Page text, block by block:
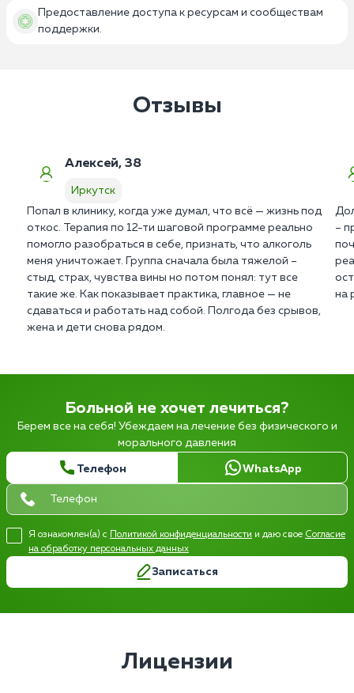
Предоставление доступа к ресурсам и сообществам
поддержки.
Отзывы
Алексей, 38
Иркутск
Попал в клинику, когда уже думал, что всё — жизнь под
откос. Терапия по 12-ти шаговой программе реально
помогло разобраться в себе, признать, что алкоголь
меня уничтожает. Группа сначала была тяжелой –
стыд, страх, чувства вины но потом понял: тут все
такие же. Как показывает практика, главное — не
сдаваться и работать над собой. Полгода без срывов,
жена и дети снова рядом.
–
на
Больной не хочет лечиться?
Берем все на себя! Убеждаем на лечение без физического и
морального давления
Телефон WhatsApp
Я ознакомлен(а) с Политикой конфиденциальности и даю свое Согласие
на обработку персональных данных
Записаться
Лицензии